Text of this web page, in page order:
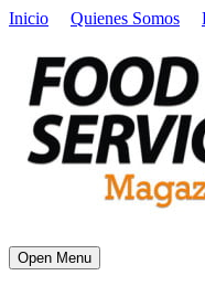
Inicio Quienes Somos
Open Menu